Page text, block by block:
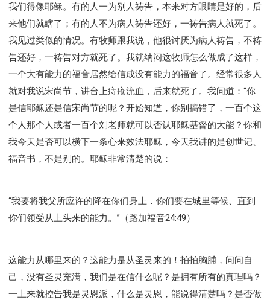
我们得像耶稣。有的人一为别人祷告，本来对方眼睛是好的，后
来他们就瞎了；有的人不为病人祷告还好，一祷告病人就死了。
我见过类似的情况。有牧师跟我说，他很讨厌为病人祷告，不祷
告还好，一祷告对方就死了。我就纳闷这牧师怎么做成了这样，
一个大有能力的福音居然给信成没有能力的福音了。经常很多人
就对我说宋尚节，讲台上痔疮流血，后来就死了。我问道：“你
是信耶稣还是信宋尚节的呢？开始知道，你别搞错了，一百个这
个人那个人或者一百个刘老师就可以否认耶稣基督的大能？你和
我今天是否可以横下一条心来效法耶稣，今天我讲的是创世记、
福音书，不是别的。耶稣非常清楚的说：
“我要将我父所应许的降在你们身上．你们要在城里等候、直到
你们领受从上头来的能力。”（路加福音24:49）
这能力从哪里来的？这能力是从圣灵来的！拍拍胸脯，问问自
己，没有圣灵充满，我们是在信什么呢？是拥有所有的真理吗？
一上来就控告我是灵恩派，什么是灵恩，能说得清楚吗？是否做